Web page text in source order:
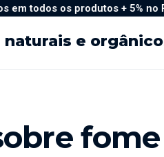
+ 5% no Pix · Mini frete para
os produtos + 5% no Pix ·